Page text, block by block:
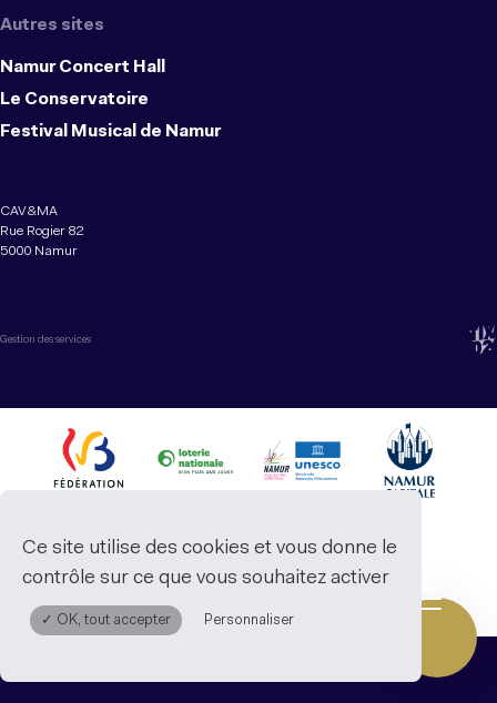
Autres sites
Namur Concert Hall
Le Conservatoire
Festival Musical de Namur
CAV&MA
Rue Rogier 82
5000 Namur
Gestion des services
Ce site utilise des cookies et vous donne le
contrôle sur ce que vous souhaitez activer
✓ OK, tout accepter Personnaliser